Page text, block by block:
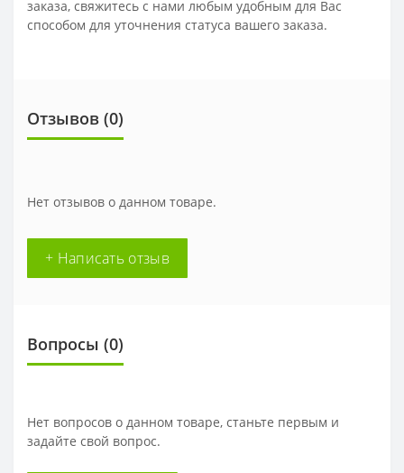
заказа, свяжитесь с нами любым удобным для Вас
способом для уточнения статуса вашего заказа.
Отзывов (0)
Нет отзывов о данном товаре.
+ Написать отзыв
Вопросы (0)
Нет вопросов о данном товаре, станьте первым и
задайте свой вопрос.